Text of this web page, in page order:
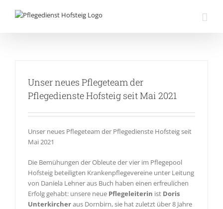
Inhalt
Unser neues Pflegeteam der
Pflegedienste Hofsteig seit Mai 2021
Unser neues Pflegeteam der Pflegedienste Hofsteig seit
Mai 2021
Die Bemühungen der Obleute der vier im Pflegepool
Hofsteig beteiligten Krankenpflegevereine unter Leitung
von Daniela Lehner aus Buch haben einen erfreulichen
Erfolg gehabt: unsere neue Pflegeleiterin ist Doris
Unterkircheraus Dornbirn, sie hat zuletzt über 8 Jahre